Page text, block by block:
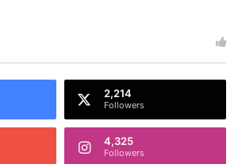
2,214
Followers
4,325
Followers